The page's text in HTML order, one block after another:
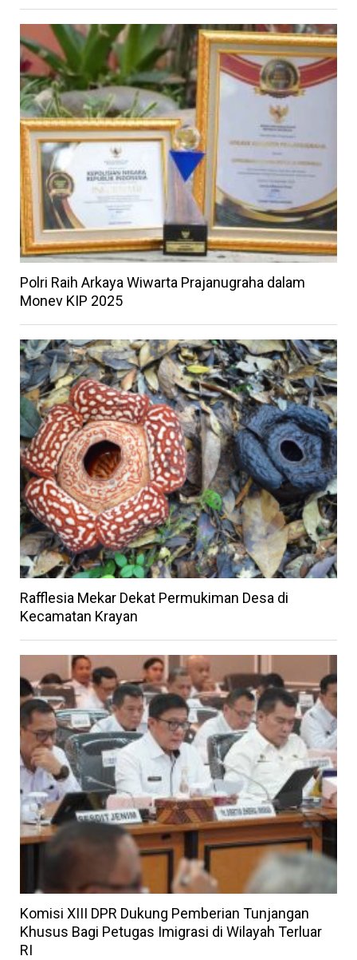
Polri Raih Arkaya Wiwarta Prajanugraha dalam
Monev KIP 2025
Rafflesia Mekar Dekat Permukiman Desa di
Kecamatan Krayan
Komisi XIII DPR Dukung Pemberian Tunjangan
Khusus Bagi Petugas Imigrasi di Wilayah Terluar
RI